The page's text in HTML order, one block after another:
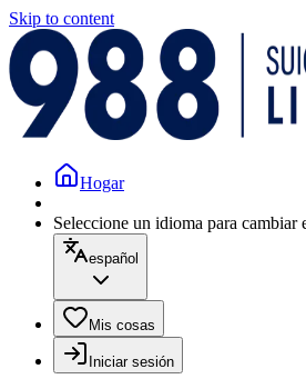
Skip to content
Hogar
Seleccione un idioma para cambiar
español
Mis cosas
Iniciar sesión